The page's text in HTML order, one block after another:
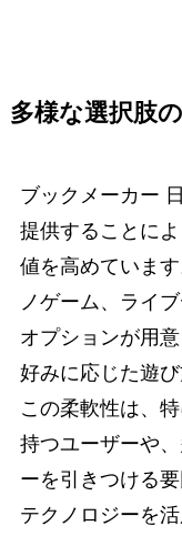
多様な選択肢
ブックメーカー
提供することに
値を高めていま
ノゲーム、ライ
オプションが用
好みに応じた遊
この柔軟性は、
持つユーザーや
ーを引きつける
テクノロジーを